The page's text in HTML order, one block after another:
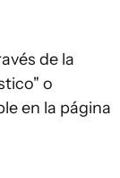
de la
o
en la página